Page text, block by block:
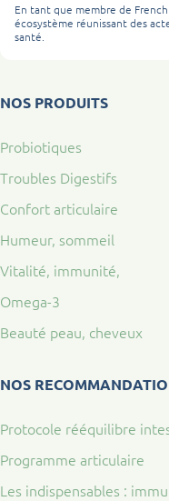
En tant que membre de
écosystème réunissant des
santé.
NOS PRODUITS
Probiotiques
Troubles Digestifs
Confort articulaire
Humeur, sommeil
Vitalité, immunité,
Omega-3
Beauté peau, cheveux
NOS
Protocole rééquilibre
Programme articulaire
Les indispensables :